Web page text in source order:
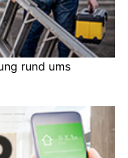
rund ums